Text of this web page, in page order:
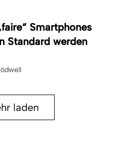
Smartphones
Standard werden
laden